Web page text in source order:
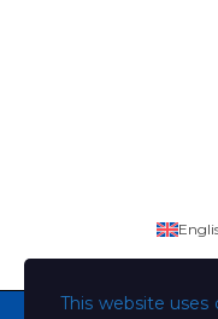
This website uses